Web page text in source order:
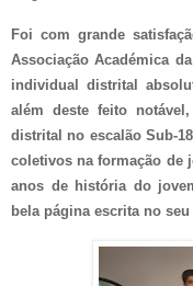
Foi com grande
Associação Académica
individual distrital
além deste feito
distrital no escalão Sub-
coletivos na formação de
anos de história do
bela página escrita no